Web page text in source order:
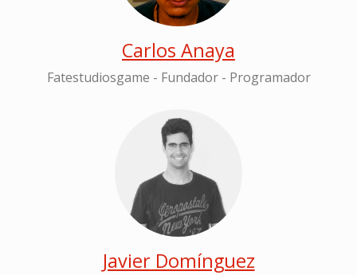
Carlos Anaya
Fatestudiosgame - Fundador - Programador
Javier Domínguez